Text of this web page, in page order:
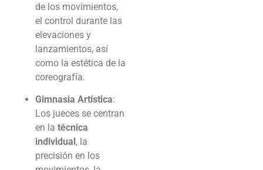
de los movimientos,
el control durante las
elevaciones y
lanzamientos, así
como la estética de la
coreografía.
Gimnasia Artística:
Los jueces se centran
en la técnica
individual , la
precisión en los